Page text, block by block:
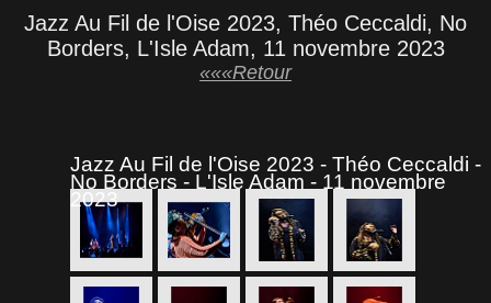
Jazz Au Fil de l'Oise 2023, Théo Ceccaldi, No
Borders, L'Isle Adam, 11 novembre 2023
«««Retour
Jazz Au Fil de l'Oise 2023 - Théo Ceccaldi -
No Borders - L'Isle Adam - 11 novembre
2023